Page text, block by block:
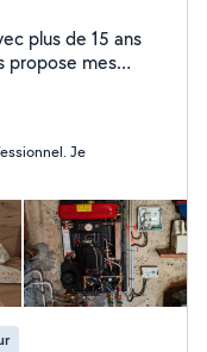
plus de 15 ans
propose mes
et outillé, je
de panne,
mise
de vos
système. Petit
petits travaux
"Technicien
Je